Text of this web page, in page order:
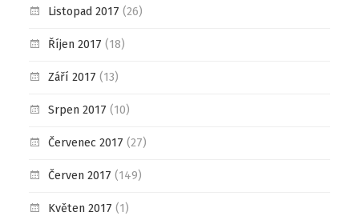
Listopad 2017 (26)
Říjen 2017 (18)
Září 2017 (13)
Srpen 2017 (10)
Červenec 2017 (27)
Červen 2017 (149)
Květen 2017 (1)